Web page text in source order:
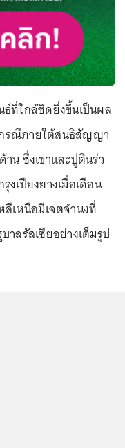
ธ์ที่ใกล้ชิดยิ่งขึ้นเป็นผล
รณีภายใต้สนธิสัญญา
น ซึ่งเขาและปูตินร่ว
เปียงยางเมื่อเดือน
ลีเหนือมีเจตจำนงที่
าลรัสเซียอย่างเต็มรูป